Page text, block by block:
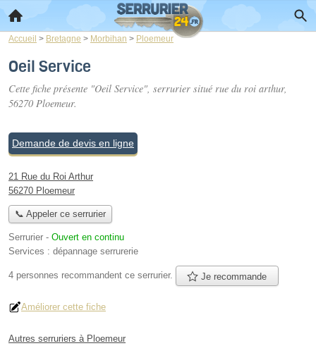
Accueil > Bretagne > Morbihan > Ploemeur
Oeil Service
Cette fiche présente "Oeil Service", serrurier situé rue du roi arthur,
56270 Ploemeur.
Demande de devis en ligne
21 Rue du Roi Arthur
56270 Ploemeur
📞 Appeler ce serrurier
Serrurier - Ouvert en continu
Services : dépannage serrurerie
4 personnes recommandent ce serrurier. Je recommande
Améliorer cette fiche
Autres serruriers à Ploemeur